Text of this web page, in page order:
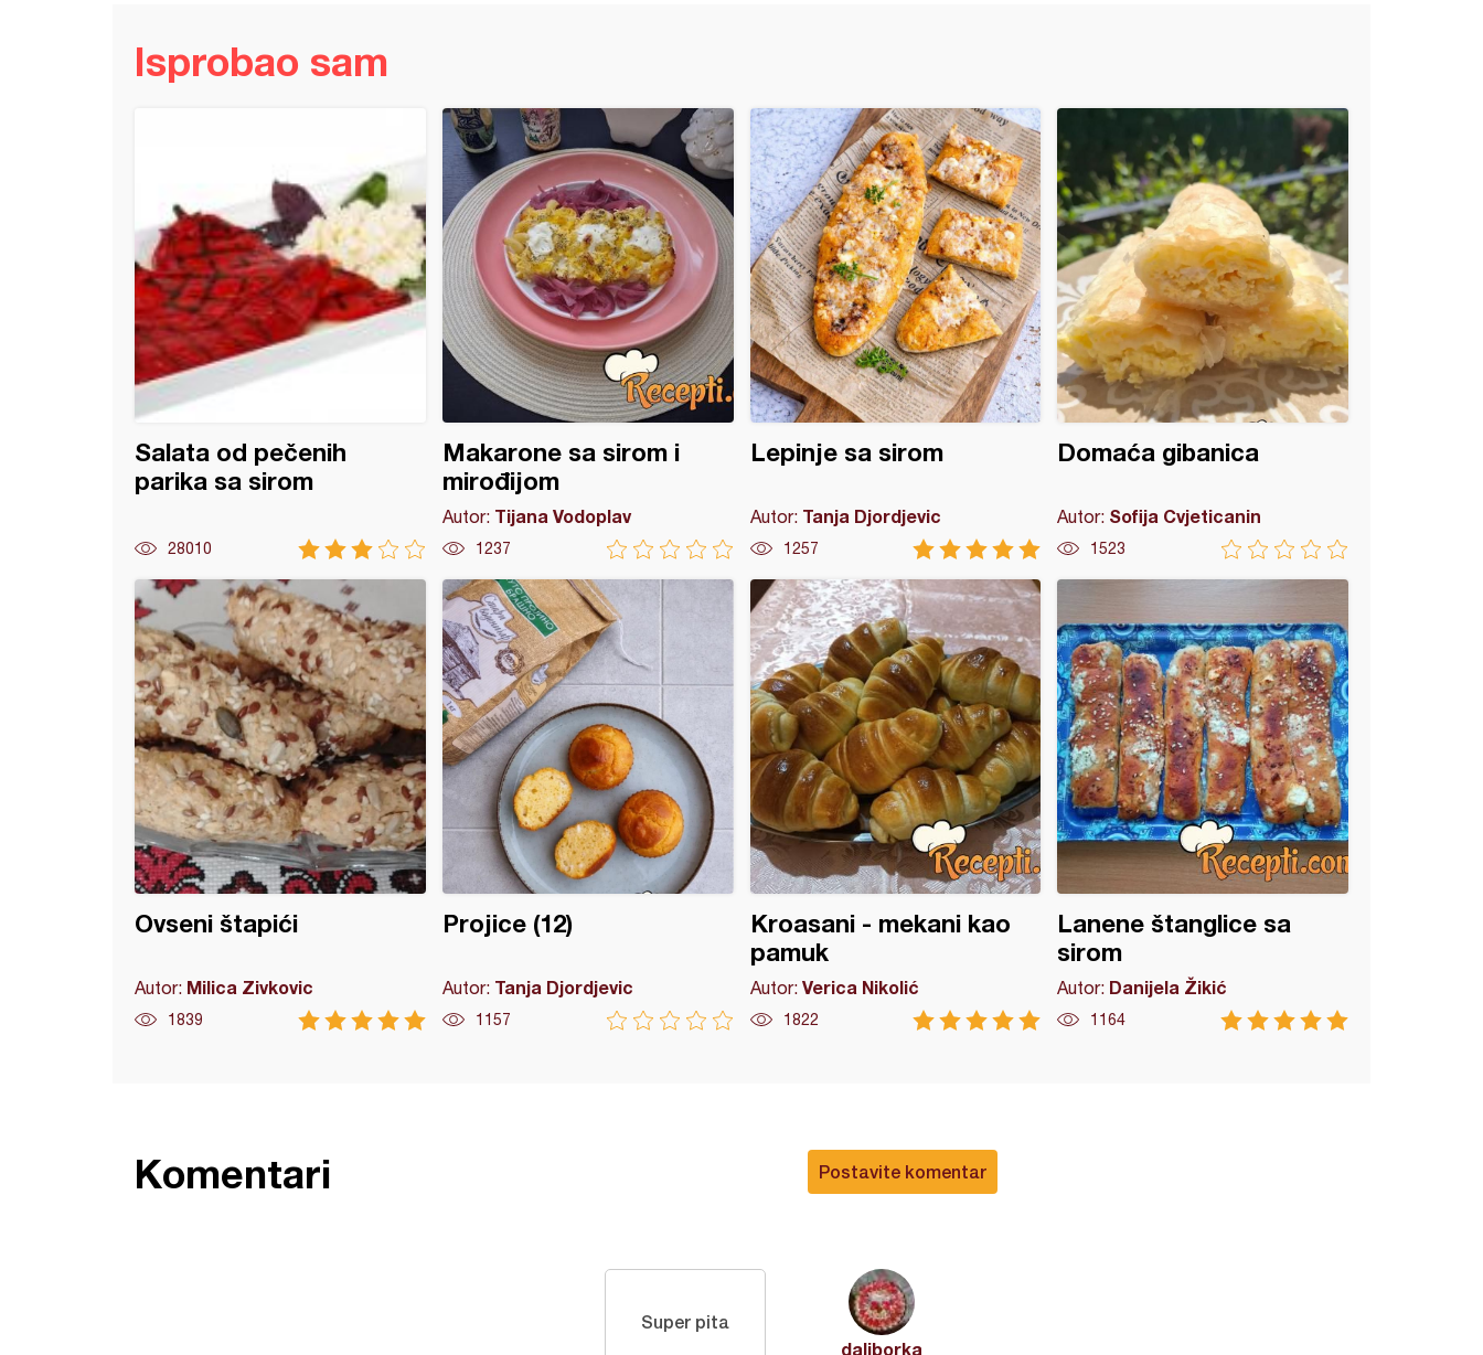
Isprobao sam
Salata od pečenih
parika sa sirom
28010
Makarone sa sirom i
mirođijom
Autor: Tijana Vodoplav
1237
Lepinje sa sirom
Autor: Tanja Djordjevic
1257
Domaća gibanica
Autor: Sofija Cvjeticanin
1523
Ovseni štapići
Autor: Milica Zivkovic
1839
Projice (12)
Autor: Tanja Djordjevic
1157
Kroasani - mekani kao
pamuk
Autor: Verica Nikolić
1822
Lanene štanglice sa
sirom
Autor: Danijela Žikić
1164
štanglice sa sirom
Postavite komentar
Komentari
daliborka
Super pita